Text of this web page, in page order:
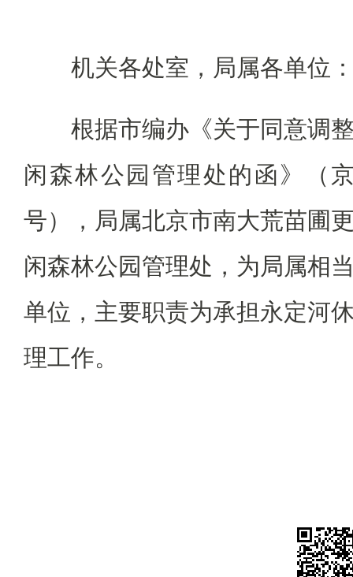
机关各处室，局属各单位
根据市编办《关于同意调
闲森林公园管理处的函》（
号），局属北京市南大荒苗圃
闲森林公园管理处，为局属相
单位，主要职责为承担永定河
理工作。